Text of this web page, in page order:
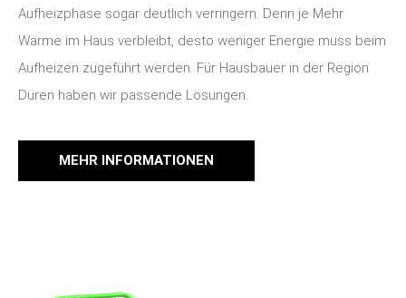
Aufheizphase sogar deutlich verringern. Denn je Mehr
Wärme im Haus verbleibt, desto weniger Energie muss beim
Aufheizen zugeführt werden. Für Hausbauer in der Region
Düren haben wir passende Lösungen.
MEHR INFORMATIONEN